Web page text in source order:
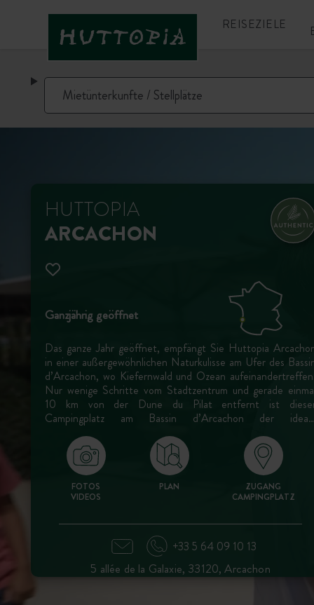
REISEZIELE
HUTTOPIA
ARCACHON
Ganzjährig geöffnet
Das ganze Jahr geöffnet, empfängt Sie Huttopia
in einer außergewöhnlichen Naturkulisse am Ufer des
d’Arcachon, wo Kiefernwald und Ozean
Nur wenige Schritte vom Stadtzentrum und gerade
10 km von der Dune du Pilat entfernt ist
Campingplatz am Bassin d’Arcachon der ideale
Ausgangspunkt, um die Lagune, ihre feinen Sandstrände und
die Austernhütten zu erkunden.
FOTOS
VIDEOS
PLAN
ZUGANG
CAMPINGPLATZ
+33 5 64 09 10 13
5 allée de la Galaxie, 33120, Arcachon